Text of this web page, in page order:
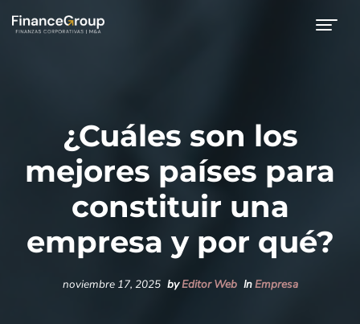
¿Cuáles son los
mejores países para
constituir una
empresa y por qué?
noviembre 17, 2025 byEditor Web InEmpresa